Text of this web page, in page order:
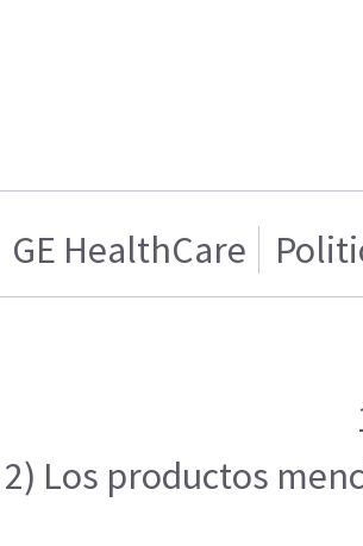
GE HealthCare
2) Los productos